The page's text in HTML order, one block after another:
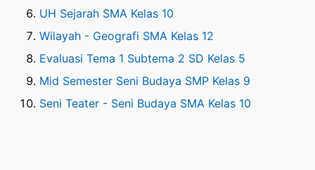
UH Sejarah SMA Kelas 10
Wilayah - Geografi SMA Kelas 12
Evaluasi Tema 1 Subtema 2 SD Kelas 5
Mid Semester Seni Budaya SMP Kelas 9
Seni Teater - Seni Budaya SMA Kelas 10